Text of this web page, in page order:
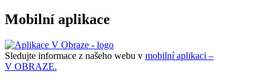
Mobilní aplikace
Sledujte informace z našeho webu v mobilní aplikaci –
V OBRAZE.